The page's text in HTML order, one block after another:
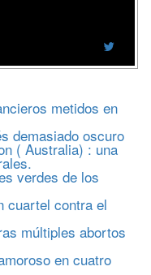
metidos en
demasiado oscuro
( Australia) : una
verdes de los
cuartel contra el
múltiples abortos
en cuatro